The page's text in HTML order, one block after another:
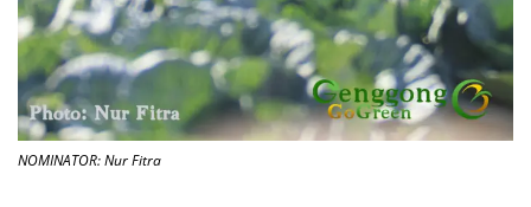
NOMINATOR: Nur Fitra